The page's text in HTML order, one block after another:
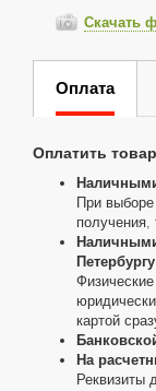
Скачать
Оплата
Оплатить
При
получения,
Петербургу
картой
На
Реквизиты